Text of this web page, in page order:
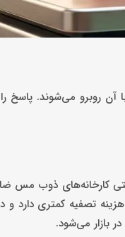
روبرو می‌شوند. پاسخ
کارخانه‌های ذوب مس
تصفیه کمتری دارد و
بازار می‌شود.